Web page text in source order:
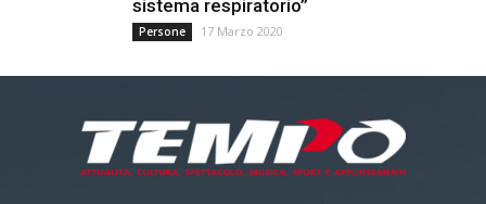
sistema respiratorio”
Persone 17 Marzo 2020